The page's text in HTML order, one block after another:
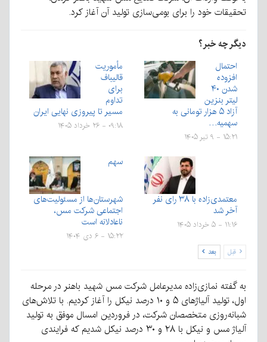
تحقیقات خود را برای بومی‌سازی تولید آن آغاز کرد.
دیگر چه خبر؟
احتمال
افزوده
شدن ۴۰
لیتر بنزین
آزاد ۵ هزار تومانی به
سهمیه…
۱۵:۲۱ - ۹ تیر ۱۴۰۵
مأموریت
قالیباف
برای
تداوم
مسیر تا پیروزی نهایی ایران
۰۹:۱۸ - ۲۶ خرداد ۱۴۰۵
معتمدی‌زاده با ۳۸ رای نفر
آخر شد
۱۱:۱۶ - ۵ خرداد ۱۴۰۵
سهم
شهرستان‌ها از مسئولیت‌های
اجتماعی شرکت مس،
ناعادلانه است
۱۵:۲۲ - ۶ دی ۱۴۰۴
قبل بعد
به گفته نمازی‌زاده مدیرعامل شرکت مس شهید باهنر در مرحله
اول، تولید آلیاژهای ۵ و ۱۰ درصد نیکل را آغاز کردیم. با تلاش‌های
شبانه‌روزی متخصصان شرکت، در فروردین امسال موفق به تولید
آلیاژ مس و نیکل با ۲۸ و ۳۰ درصد نیکل شدیم که فرایندی